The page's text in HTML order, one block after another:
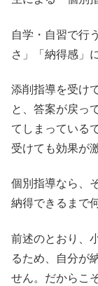
自学・自習で行
さ」「納得感」
添削指導を受け
と、答案が戻っ
てしまっている
受けても効果が
個別指導なら、
納得できるまで
前述のとおり、
るため、自分が
せん。だからこ